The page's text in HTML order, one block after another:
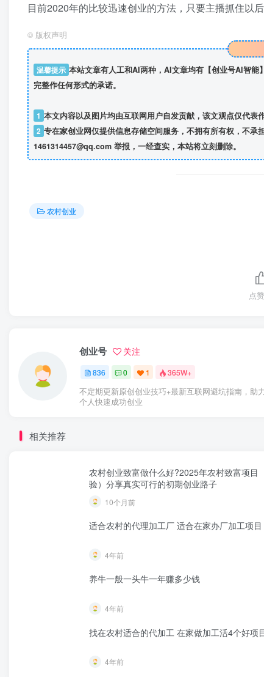
目前2020年的比较迅速创业的方法，只要主播抓住以
© 版权声明
温馨提示 本站文章有人工和AI两种，AI文章均有【创业号AI智能
完整作任何形式的承诺。
1 本文内容以及图片均由互联网用户自发贡献，该文观点仅代表
2 专在家创业网仅提供信息存储空间服务，不拥有所有权，不
1461314457@qq.com 举报，一经查实，本站将立刻删除。
农村创业
点赞
创业号 关注
836 0 1 365W+
不定期更新原创创业技巧+最新互联网避坑指南，助
个人快速成功创业
相关推荐
农村创业致富做什么好?2025年农村致富项目
验）分享真实可行的初期创业路子
10个月前
适合农村的代理加工厂 适合在家办厂加工项目
4年前
养牛一般一头牛一年赚多少钱
4年前
找在农村适合的代加工 在家做加工活4个好项
4年前